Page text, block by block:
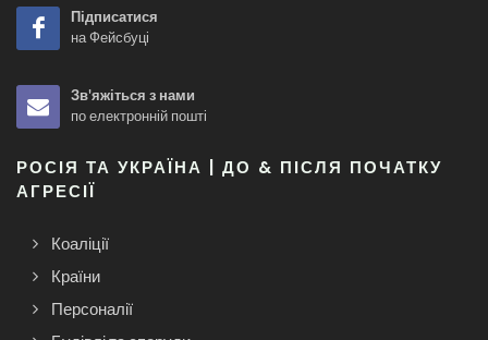
Підписатися
на Фейсбуці
Зв'яжіться з нами
по електронній пошті
РОСІЯ ТА УКРАЇНА | ДО & ПІСЛЯ ПОЧАТКУ
АГРЕСІЇ
Коаліції
Країни
Персоналії